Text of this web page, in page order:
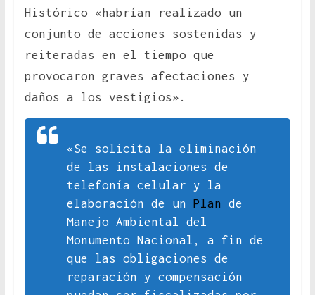
Histórico «habrían realizado un
conjunto de acciones sostenidas y
reiteradas en el tiempo que
provocaron graves afectaciones y
daños a los vestigios».
«Se solicita la eliminación
de las instalaciones de
telefonía celular y la
elaboración de un Plan de
Manejo Ambiental del
Monumento Nacional, a fin de
que las obligaciones de
reparación y compensación